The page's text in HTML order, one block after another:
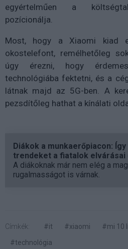
egyértelműen a
pozícionálja.
Most, hogy a Xiaomi kiad
okostelefont, remélhetőleg
úgy érezni, hogy
technológiába fektetni, és a
látnak majd az 5G-ben. A
pezsdítőleg hathat a kínálati
Diákok a munkaerőpiacon:
trendeket a fiatalok elvárásai
A diákoknak már nem elég a
rugalmasságot is várnak.
Címkék: #it #xiaomi #mi 10
#technológia